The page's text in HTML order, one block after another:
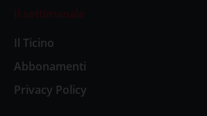
Il settimanale
Il Ticino
Abbonamenti
Privacy Policy